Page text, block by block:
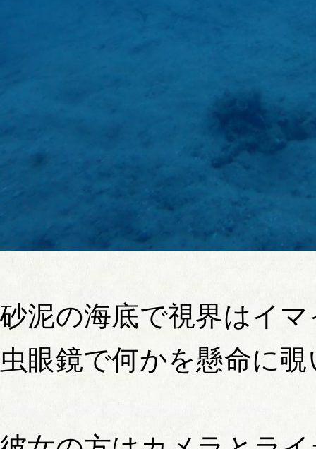
砂泥の海底で視界はイ
虫眼鏡で何かを懸命に